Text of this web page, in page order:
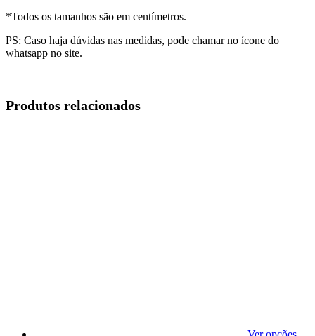
*Todos os tamanhos são em centímetros.
PS: Caso haja dúvidas nas medidas, pode chamar no ícone do
whatsapp no site.
Produtos relacionados